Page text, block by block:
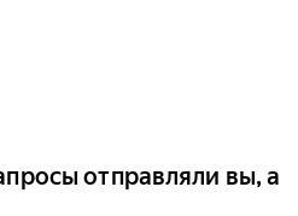
отправляли вы, а